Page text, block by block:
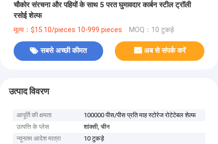
चौकोर संरचना और पहियों के साथ 5 परत घुमावदार कार्बन स्टील ट्रॉली
रसोई शेल्फ
मूल्य：$15.10/pieces 10-999 pieces MOQ：10 टुकड़े
सबसे अच्छी कीमत अब से संपर्क करें
उत्पाद विवरण
आपूर्ति की क्षमता
100000 पीस/पीस प्रति माह स्टोरेज रोटेटेबल शेल्फ
उत्पत्ति के प्लेस
शांक्सी, चीन
न्यूनतम आदेश मात्रा
10 टुकड़े